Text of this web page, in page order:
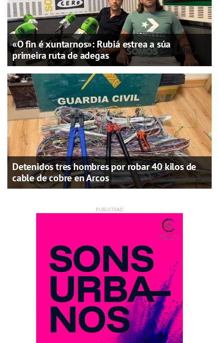
«O fin é xuntarnos»: Rubiá estrea a súa
primeira ruta de adegas
Detenidos tres hombres por robar 40 kilos de
cable de cobre en Arcos